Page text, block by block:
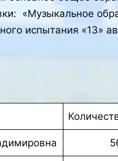
«Музыкальное
испытания «13»